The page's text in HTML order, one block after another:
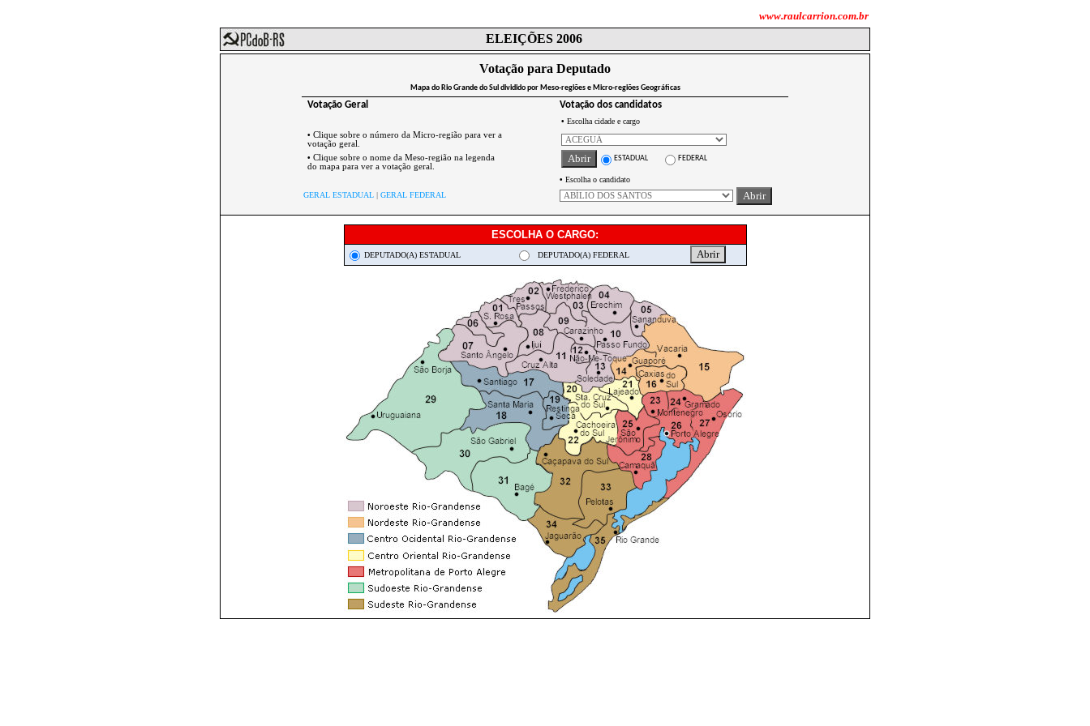
www.raulcarrion.com.br
ELEIÇÕES 2006
Votação para Deputado
Mapa do Rio Grande do Sul dividido por Meso-regiões e Micro-regiões Geográficas
Votação Geral Votação dos candidatos
• Clique sobre o número da Micro-região para ver a
votação geral.
• Clique sobre o nome da Meso-região na legenda
do mapa para ver a votação geral.
• Escolha cidade e cargo
ESTADUAL FEDERAL
• Escolha o candidato
GERAL ESTADUAL | GERAL FEDERAL
ESCOLHA O CARGO:
DEPUTADO(A) ESTADUAL DEPUTADO(A) FEDERAL